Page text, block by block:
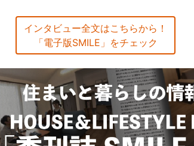
インタビュー全文はこちらから！
「電子版SMILE」をチェック